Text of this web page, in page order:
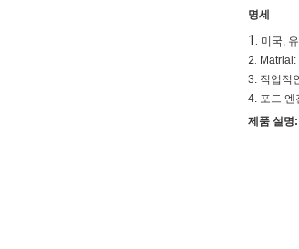
명세
1. 미국,
2. Matrial:
3. 직업적
4. 포드 엔
제품 설명: